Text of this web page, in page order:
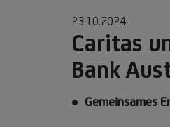
23.10.2024
Caritas
Bank
Gemeinsames